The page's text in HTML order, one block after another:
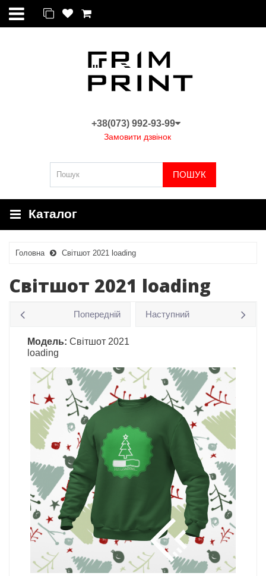
+38(073) 992-93-99
Замовити дзвінок
ПОШУК
Каталог
Головна Світшот 2021 loading
Світшот 2021 loading
Попередній Наступний
Модель: Світшот 2021
loading